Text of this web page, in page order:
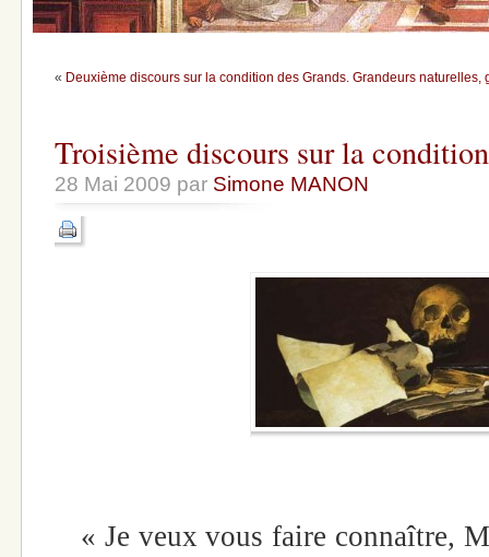
« Deuxième discours sur la condition des Grands. Grandeurs naturelles,
Troisième discours sur la
28 Mai 2009 par Simone MANON
« Je veux vous faire connaître,